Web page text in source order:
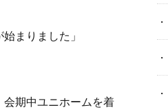
まりました」
期中ユニホームを着